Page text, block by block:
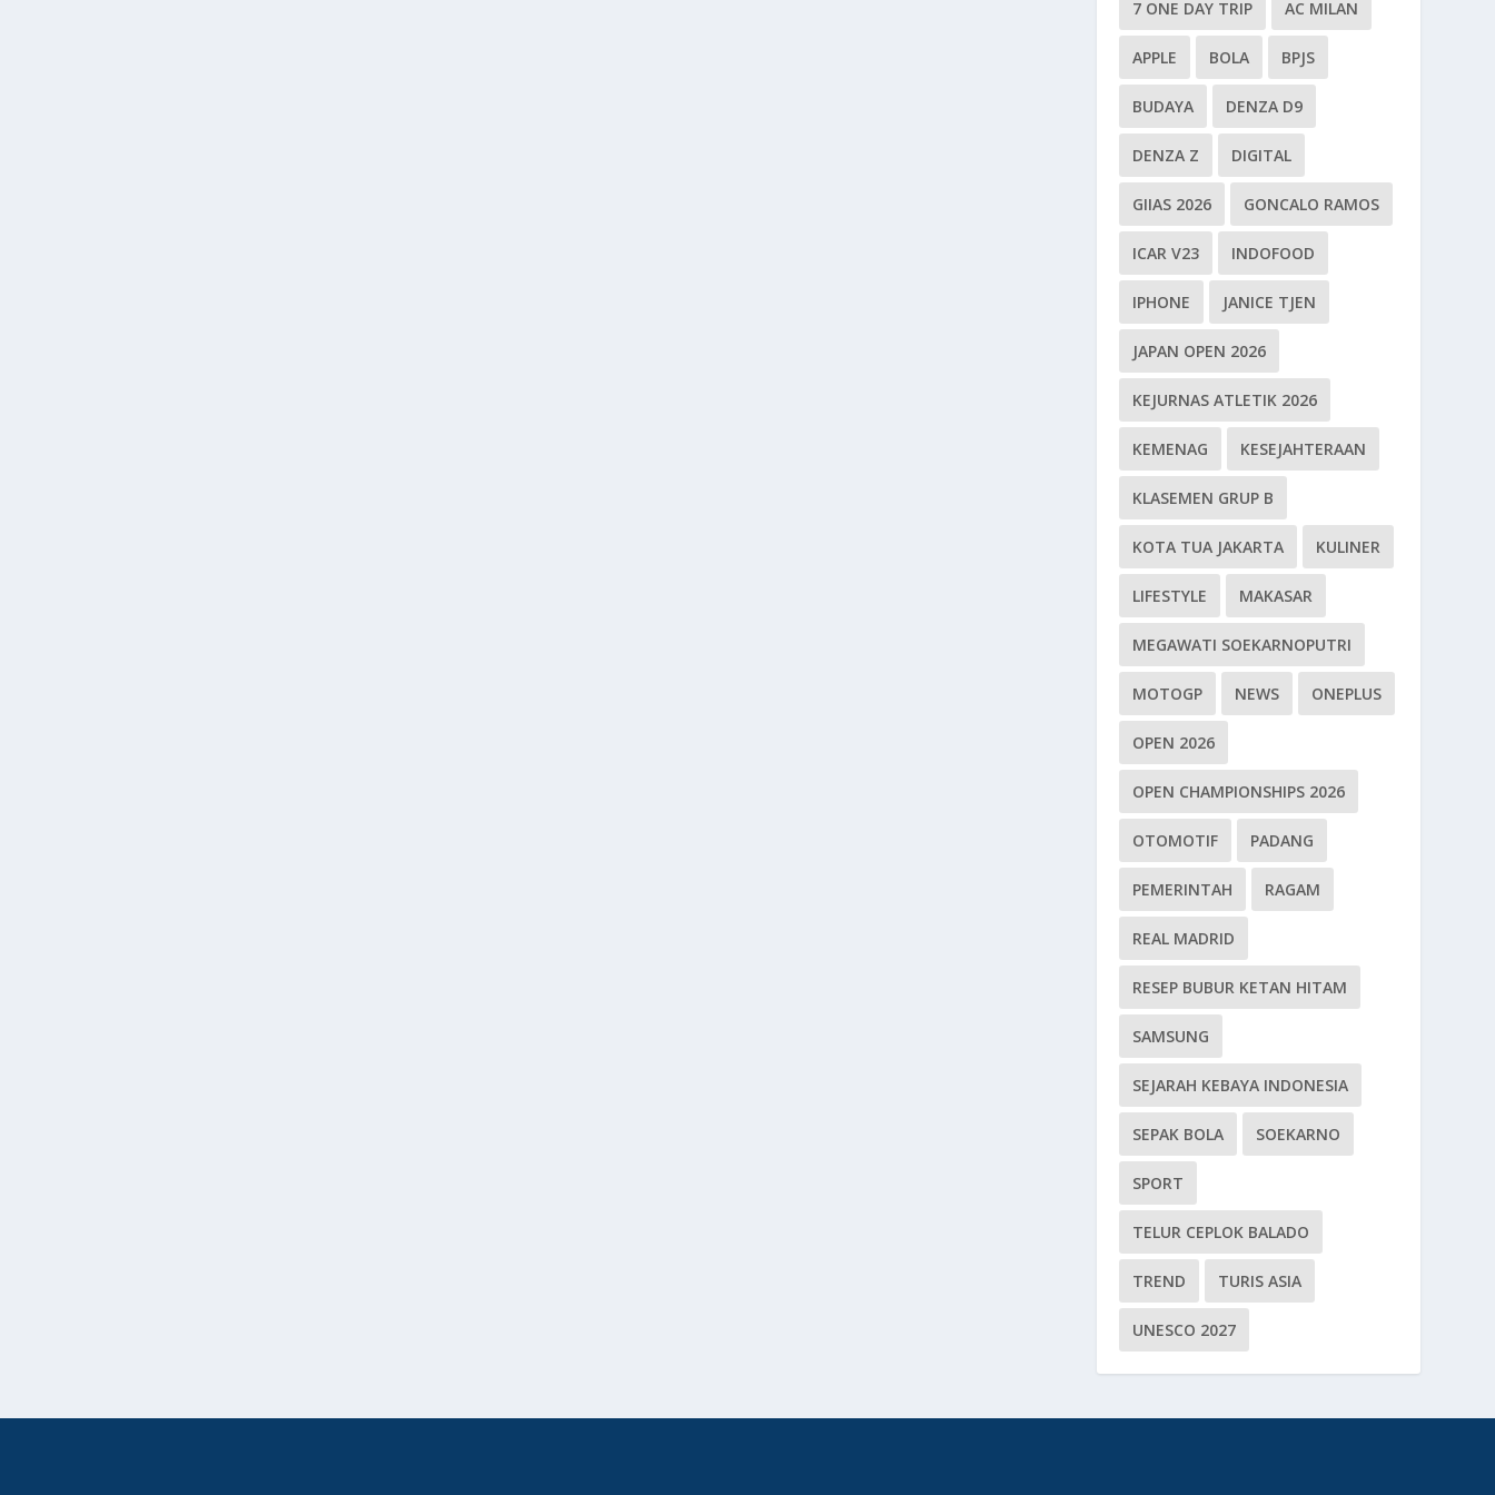
7 ONE DAY TRIP AC MILAN
APPLE BOLA BPJS
BUDAYA DENZA D9
DENZA Z DIGITAL
GIIAS 2026 GONCALO RAMOS
ICAR V23 INDOFOOD
IPHONE JANICE TJEN
JAPAN OPEN 2026
KEJURNAS ATLETIK 2026
KEMENAG KESEJAHTERAAN
KLASEMEN GRUP B
KOTA TUA JAKARTA KULINER
LIFESTYLE MAKASAR
MEGAWATI SOEKARNOPUTRI
MOTOGP NEWS ONEPLUS
OPEN 2026
OPEN CHAMPIONSHIPS 2026
OTOMOTIF PADANG
PEMERINTAH RAGAM
REAL MADRID
RESEP BUBUR KETAN HITAM
SAMSUNG
SEJARAH KEBAYA INDONESIA
SEPAK BOLA SOEKARNO
SPORT
TELUR CEPLOK BALADO
TREND TURIS ASIA
UNESCO 2027